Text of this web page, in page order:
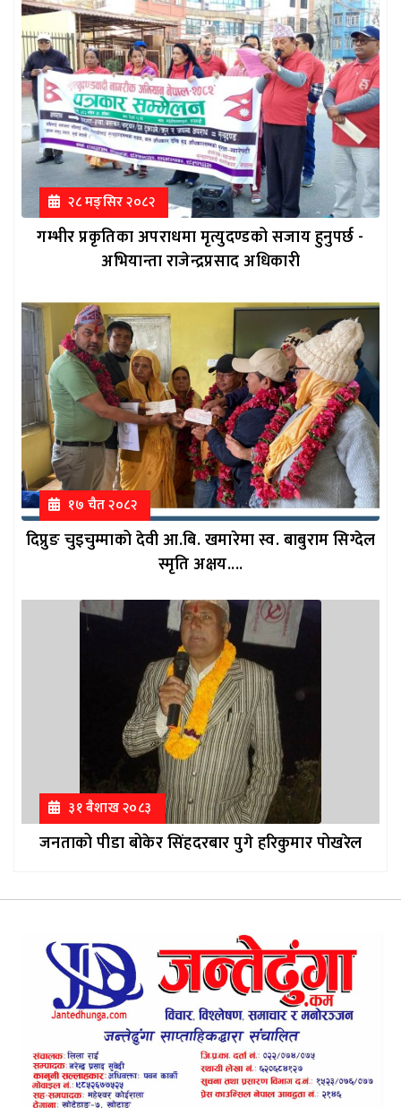
२८ मङ्सिर २०८२
गम्भीर प्रकृतिका अपराधमा मृत्युदण्डको सजाय हुनुपर्छ -
अभियान्ता राजेन्द्रप्रसाद अधिकारी
१७ चैत २०८२
दिप्रुङ चुइचुम्माको देवी आ.बि. खमारेमा स्व. बाबुराम सिग्देल
स्मृति अक्षय....
३१ ब‌ैशाख २०८३
जनताको पीडा बोकेर सिंहदरबार पुगे हरिकुमार पोखरेल